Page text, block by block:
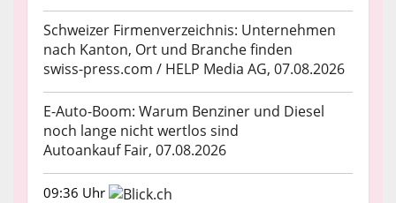
Schweizer Firmenverzeichnis: Unternehmen
nach Kanton, Ort und Branche finden
swiss-press.com / HELP Media AG, 07.08.2026
E-Auto-Boom: Warum Benziner und Diesel
noch lange nicht wertlos sind
Autoankauf Fair, 07.08.2026
09:36 Uhr